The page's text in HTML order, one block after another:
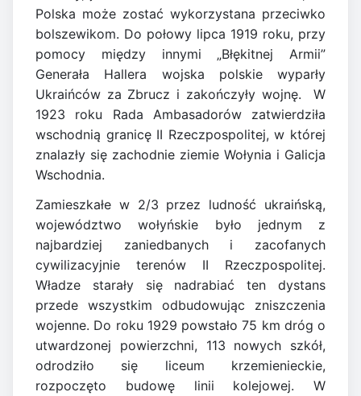
Polska może zostać wykorzystana przeciwko
bolszewikom. Do połowy lipca 1919 roku, przy
pomocy między innymi „Błękitnej Armii”
Generała Hallera wojska polskie wyparły
Ukraińców za Zbrucz i zakończyły wojnę. W
1923 roku Rada Ambasadorów zatwierdziła
wschodnią granicę II Rzeczpospolitej, w której
znalazły się zachodnie ziemie Wołynia i Galicja
Wschodnia.
Zamieszkałe w 2/3 przez ludność ukraińską,
województwo wołyńskie było jednym z
najbardziej zaniedbanych i zacofanych
cywilizacyjnie terenów II Rzeczpospolitej.
Władze starały się nadrabiać ten dystans
przede wszystkim odbudowując zniszczenia
wojenne. Do roku 1929 powstało 75 km dróg o
utwardzonej powierzchni, 113 nowych szkół,
odrodziło się liceum krzemienieckie,
rozpoczęto budowę linii kolejowej. W